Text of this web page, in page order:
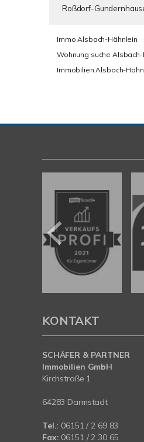
Roßdorf-
Immo Alsbach-Hähnlein
Wohnung suche
Immobilien Alsbach-
KONTAKT
SCHÄFER & PARTNER
Immobilien GmbH
Kirchstraße 1
64283 Darmstadt
Tel.: 06151 / 2 69 83
Fax: 06151 / 2 30 65